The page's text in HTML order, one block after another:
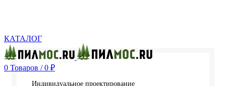
КАТАЛОГ
0 Товаров / 0 ₽
Индивидуальное проектирование